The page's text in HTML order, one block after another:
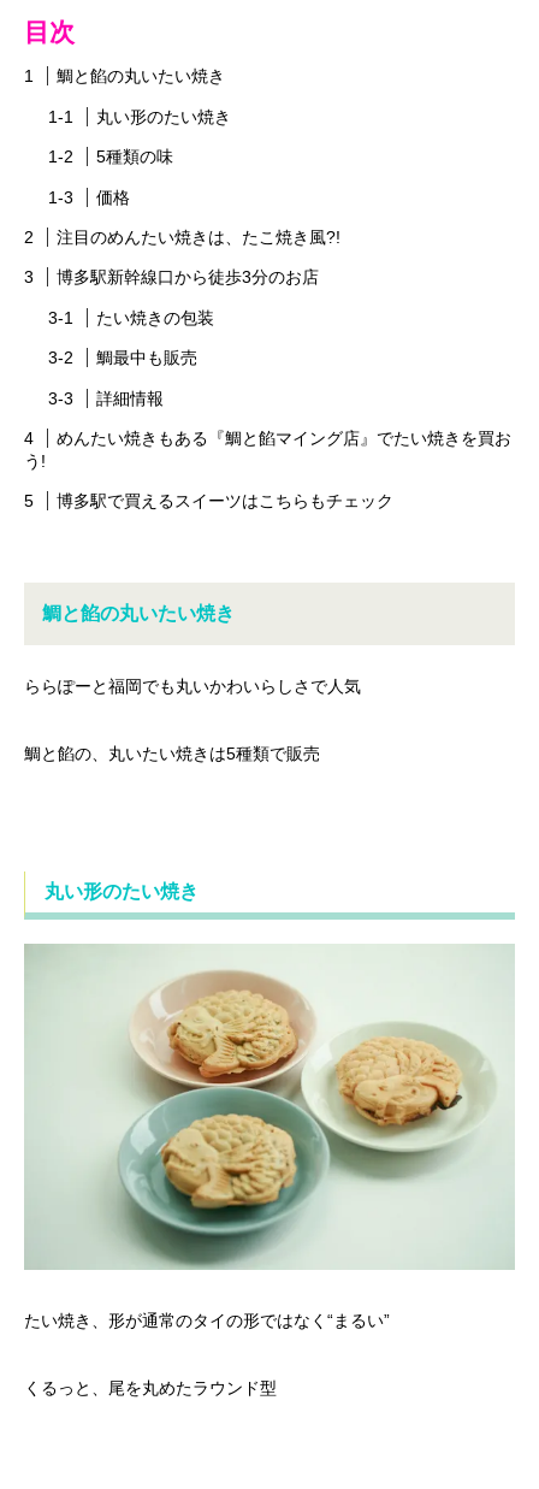
目次
鯛と餡の丸いたい焼き
丸い形のたい焼き
5種類の味
価格
注目のめんたい焼きは、たこ焼き風?!
博多駅新幹線口から徒歩3分のお店
たい焼きの包装
鯛最中も販売
詳細情報
めんたい焼きもある『鯛と餡マイング店』でたい焼きを買お
う!
博多駅で買えるスイーツはこちらもチェック
鯛と餡の丸いたい焼き
ららぽーと福岡でも丸いかわいらしさで人気
鯛と餡の、丸いたい焼きは5種類で販売
丸い形のたい焼き
たい焼き、形が通常のタイの形ではなく“まるい”
くるっと、尾を丸めたラウンド型